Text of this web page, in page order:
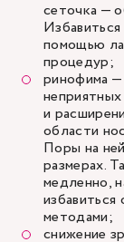
сеточка —
помощью
процедур;
ринофима —
и
области
Поры на
размерах.
медленно,
методами;
снижение